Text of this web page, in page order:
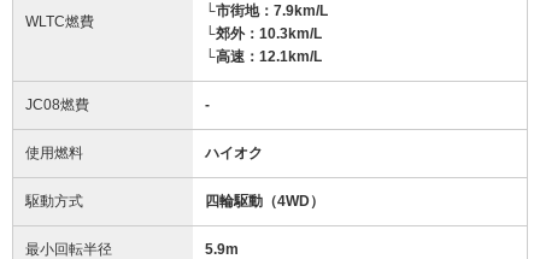
WLTC燃費
└市街地：7.9km/L
└郊外：10.3km/L
└高速：12.1km/L
JC08燃費 -
使用燃料 ハイオク
駆動方式 四輪駆動（4WD）
最小回転半径 5.9m